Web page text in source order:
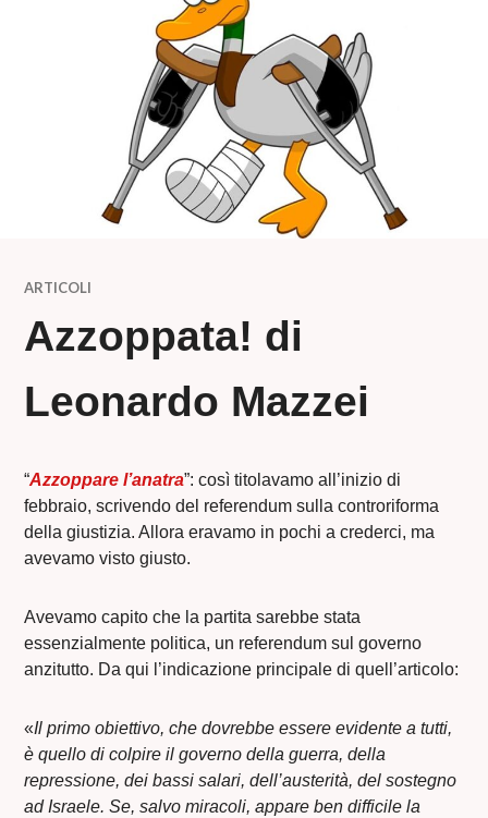
ARTICOLI
Azzoppata! di
Leonardo Mazzei
“Azzoppare l’anatra”: così titolavamo all’inizio di
febbraio, scrivendo del referendum sulla controriforma
della giustizia. Allora eravamo in pochi a crederci, ma
avevamo visto giusto.
Avevamo capito che la partita sarebbe stata
essenzialmente politica, un referendum sul governo
anzitutto. Da qui l’indicazione principale di quell’articolo:
«Il primo obiettivo, che dovrebbe essere evidente a tutti,
è quello di colpire il governo della guerra, della
repressione, dei bassi salari, dell’austerità, del sostegno
ad Israele. Se, salvo miracoli, appare ben difficile la